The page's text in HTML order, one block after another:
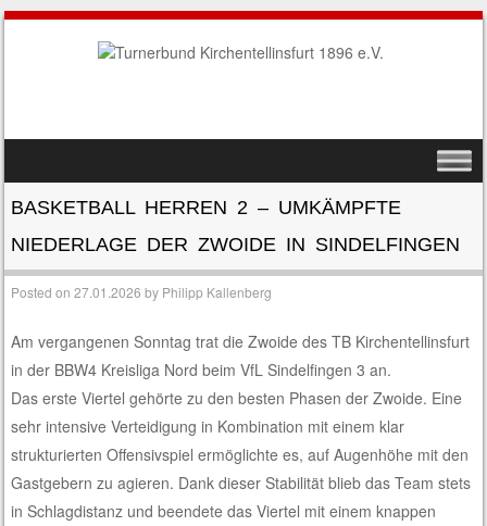
MENU
BASKETBALL HERREN 2 – UMKÄMPFTE
NIEDERLAGE DER ZWOIDE IN SINDELFINGEN
Posted on27.01.2026 by Philipp Kallenberg
Am vergangenen Sonntag trat die Zwoide des TB Kirchentellinsfurt
in der BBW4 Kreisliga Nord beim VfL Sindelfingen 3 an.
Das erste Viertel gehörte zu den besten Phasen der Zwoide. Eine
sehr intensive Verteidigung in Kombination mit einem klar
strukturierten Offensivspiel ermöglichte es, auf Augenhöhe mit den
Gastgebern zu agieren. Dank dieser Stabilität blieb das Team stets
in Schlagdistanz und beendete das Viertel mit einem knappen